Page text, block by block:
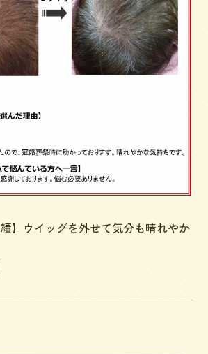
績】ウイッグを外せて気分も晴れやか